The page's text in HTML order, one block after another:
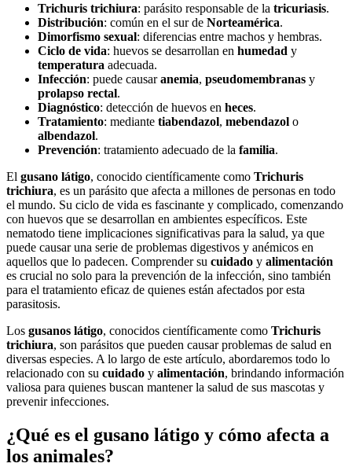
Trichuris trichiura: parásito responsable de la tricuriasis.
Distribución: común en el sur de Norteamérica.
Dimorfismo sexual: diferencias entre machos y hembras.
Ciclo de vida: huevos se desarrollan en humedad y
temperatura adecuada.
Infección: puede causaranemia, pseudomembranas y
prolapso rectal.
Diagnóstico: detección de huevos en heces.
Tratamiento: mediante tiabendazol, mebendazol o
albendazol.
Prevención: tratamiento adecuado de la familia.
El gusano látigo, conocido científicamente como Trichuris
trichiura, es un parásito que afecta a millones de personas en todo
el mundo. Su ciclo de vida es fascinante y complicado, comenzando
con huevos que se desarrollan en ambientes específicos. Este
nematodo tiene implicaciones significativas para la salud, ya que
puede causar una serie de problemas digestivos y anémicos en
aquellos que lo padecen. Comprender su cuidado y alimentación
es crucial no solo para la prevención de la infección, sino también
para el tratamiento eficaz de quienes están afectados por esta
parasitosis.
Los gusanos látigo, conocidos científicamente como Trichuris
trichiura, son parásitos que pueden causar problemas de salud en
diversas especies. A lo largo de este artículo, abordaremos todo lo
relacionado con su cuidado y alimentación, brindando información
valiosa para quienes buscan mantener la salud de sus mascotas y
prevenir infecciones.
¿Qué es el gusano látigo y cómo afecta a
los animales?